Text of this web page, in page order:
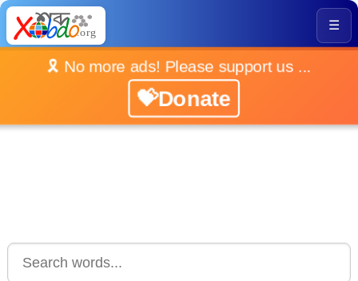
☰
🎗️ No more ads! Please support us ...
💝Donate